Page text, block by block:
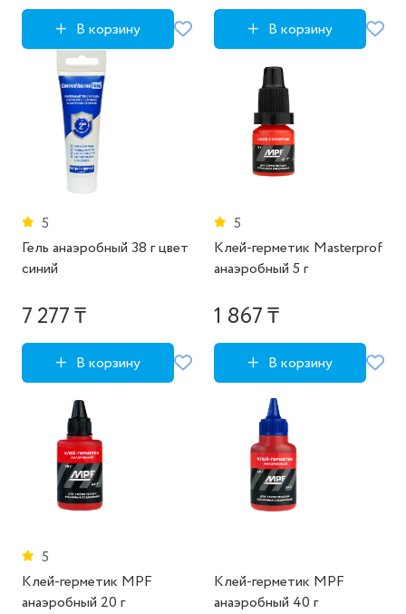
В корзину В корзину
5
Гель анаэробный 38 г цвет
синий
7 277 ₸
В корзину
5
Клей-герметик Masterprof
анаэробный 5 г
1 867 ₸
В корзину
5
Клей-герметик MPF
анаэробный 20 г
Клей-герметик MPF
анаэробный 40 г